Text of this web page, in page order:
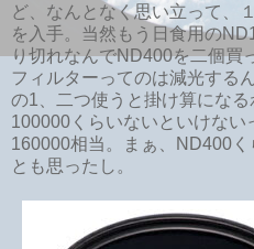
ど、なんとなく思い立って、
を入手。当然もう日食用の
り切れなんでND400を二個買
フィルターってのは減光する
の1、二つ使うと掛け算にな
100000くらいないといけな
160000相当。まぁ、ND400
とも思ったし。